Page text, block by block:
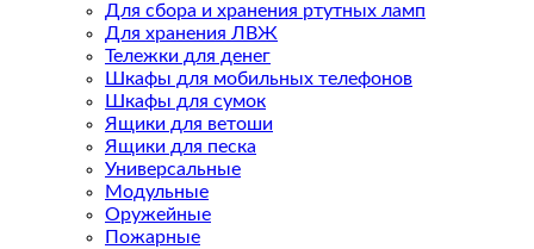
Для сбора и хранения ртутных ламп
Для хранения ЛВЖ
Тележки для денег
Шкафы для мобильных телефонов
Шкафы для сумок
Ящики для ветоши
Ящики для песка
Универсальные
Модульные
Оружейные
Пожарные